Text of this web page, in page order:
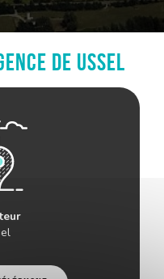
de Ussel